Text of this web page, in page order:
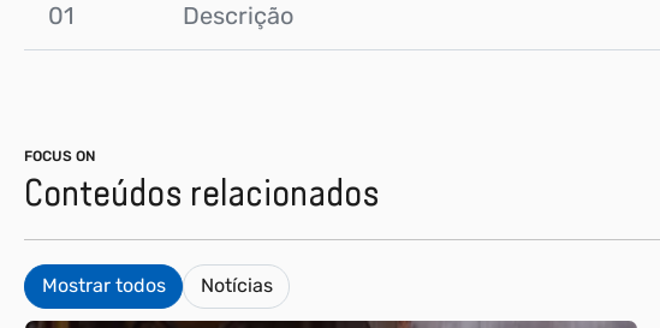
01 Descrição
FOCUS ON
Conteúdos relacionados
Mostrar todos Notícias